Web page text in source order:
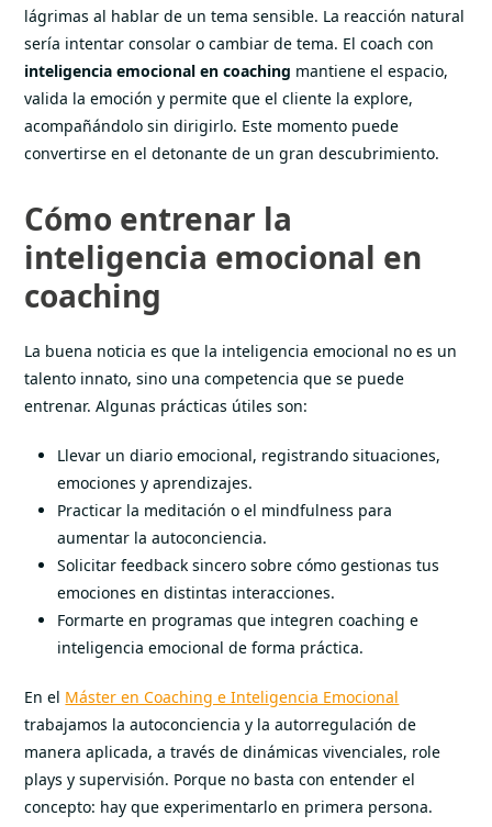
lágrimas al hablar de un tema sensible. La reacción natural
sería intentar consolar o cambiar de tema. El coach con
inteligencia emocional en coaching mantiene el espacio,
valida la emoción y permite que el cliente la explore,
acompañándolo sin dirigirlo. Este momento puede
convertirse en el detonante de un gran descubrimiento.
Cómo entrenar la
inteligencia emocional en
coaching
La buena noticia es que la inteligencia emocional no es un
talento innato, sino una competencia que se puede
entrenar. Algunas prácticas útiles son:
Llevar un diario emocional, registrando situaciones,
emociones y aprendizajes.
Practicar la meditación o el mindfulness para
aumentar la autoconciencia.
Solicitar feedback sincero sobre cómo gestionas tus
emociones en distintas interacciones.
Formarte en programas que integren coaching e
inteligencia emocional de forma práctica.
En el Máster en Coaching e Inteligencia Emocional
trabajamos la autoconciencia y la autorregulación de
manera aplicada, a través de dinámicas vivenciales, role
plays y supervisión. Porque no basta con entender el
concepto: hay que experimentarlo en primera persona.